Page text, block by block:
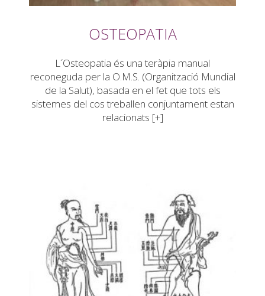
OSTEOPATIA
L´Osteopatia és una teràpia manual
reconeguda per la O.M.S. (Organització Mundial
de la Salut), basada en el fet que tots els
sistemes del cos treballen conjuntament estan
relacionats [+]